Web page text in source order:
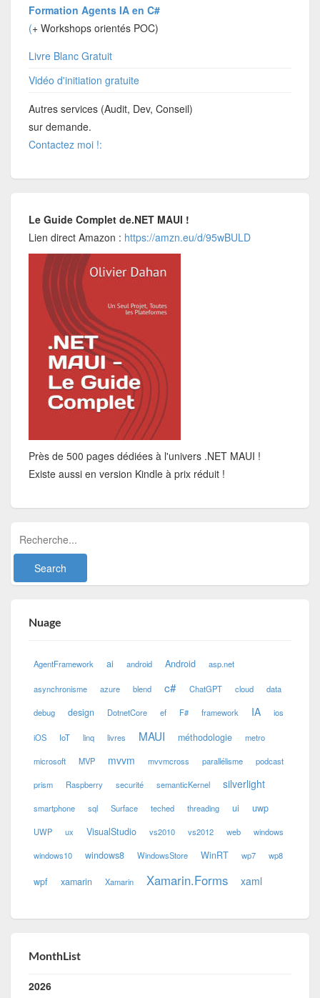
Formation Agents IA en C#
(+ Workshops orientés POC)
Livre Blanc Gratuit
Vidéo d'initiation gratuite
Autres services (Audit, Dev, Conseil)
sur demande.
Contactez moi !:
Le Guide Complet de.NET MAUI !
Lien direct Amazon : https://amzn.eu/d/95wBULD
Près de 500 pages dédiées à l'univers .NET MAUI !
Existe aussi en version Kindle à prix réduit !
Nuage
AgentFramework ai android Android asp.net
asynchronisme azure blend c# ChatGPT cloud data
debug design DotnetCore ef F# framework IA ios
iOS IoT linq livres MAUI méthodologie metro
microsoft MVP mvvm mvvmcross parallélisme podcast
prism Raspberry securité semanticKernel silverlight
smartphone sql Surface teched threading ui uwp
UWP ux VisualStudio vs2010 vs2012 web windows
windows10 windows8 WindowsStore WinRT wp7 wp8
wpf xamarin Xamarin Xamarin.Forms xaml
MonthList
2026